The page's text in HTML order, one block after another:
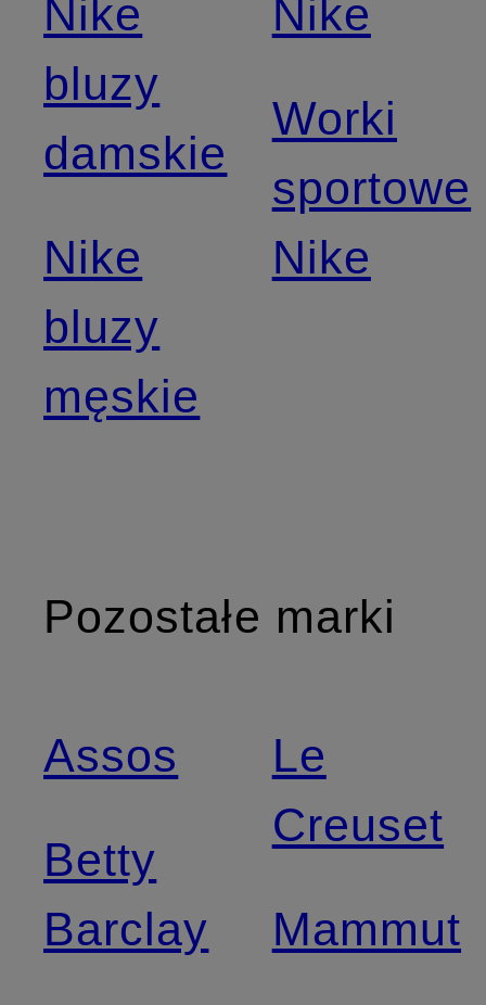
Nike
bluzy
damskie
Nike
bluzy
męskie
Nike
Worki
sportowe
Nike
Pozostałe marki
Assos
Betty
Barclay
Le
Creuset
Mammut